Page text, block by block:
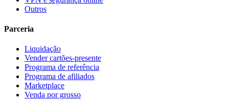
Outros
Parceria
Liquidação
Vender cartões-presente
Programa de referência
Programa de afiliados
Marketplace
Venda por grosso